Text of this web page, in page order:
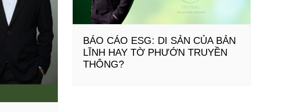
BÁO CÁO ESG: DI SẢN CỦA BẢN
LĨNH HAY TỜ PHƯỚN TRUYỀN
THÔNG?